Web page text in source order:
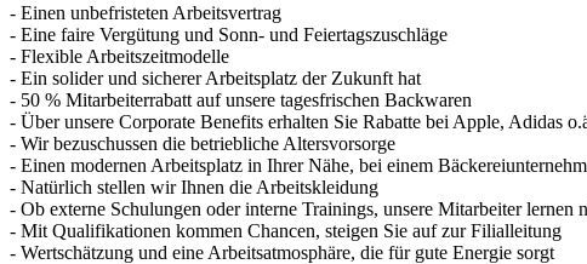
- Einen unbefristeten Arbeitsvertrag
- Eine faire Vergütung und Sonn- und Feiertagszuschläge
- Flexible Arbeitszeitmodelle
- Ein solider und sicherer Arbeitsplatz der Zukunft hat
- 50 % Mitarbeiterrabatt auf unsere tagesfrischen Backwaren
- Über unsere Corporate Benefits erhalten Sie Rabatte bei Apple, Adidas
- Wir bezuschussen die betriebliche Altersvorsorge
- Einen modernen Arbeitsplatz in Ihrer Nähe, bei einem
- Natürlich stellen wir Ihnen die Arbeitskleidung
- Ob externe Schulungen oder interne Trainings, unsere Mitarbeiter lernen
- Mit Qualifikationen kommen Chancen, steigen Sie auf zur Filialleitung
- Wertschätzung und eine Arbeitsatmosphäre, die für gute Energie sorgt